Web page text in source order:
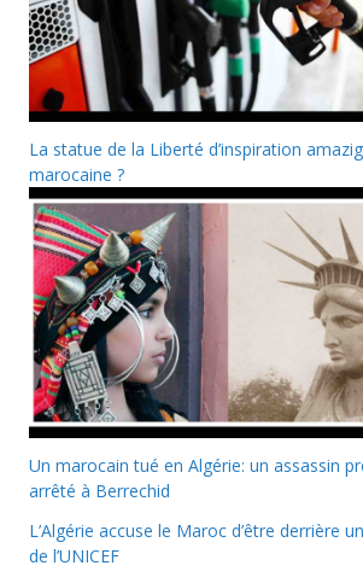
La statue de la Liberté d’inspiration
marocaine ?
Un marocain tué en Algérie: un assassin
arrêté à Berrechid
L’Algérie accuse le Maroc d’être derrière
de l’UNICEF